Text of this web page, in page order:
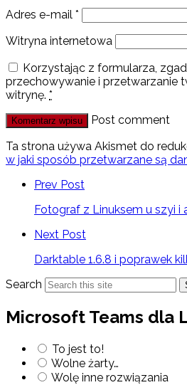
Adres e-mail *
Witryna internetowa
Korzystając z formularza,
przechowywanie i przetwarzanie
witrynę. *
Post comment
Ta strona używa Akismet do
w jaki sposób przetwarzane są
Prev Post
Fotograf z Linuksem u szyi i
Next Post
Darktable 1.6.8 i poprawek
Search
Microsoft Teams dla
To jest to!
Wolne żarty…
Wolę inne rozwiązania